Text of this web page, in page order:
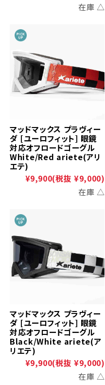
在庫 △
マッドマックス プラヴィー
ダ [ユーロフィット] 眼鏡
対応オフロードゴーグル
White/Red ariete(アリ
エテ)
¥9,900(税抜 ¥9,000)
在庫 △
マッドマックス プラヴィー
ダ [ユーロフィット] 眼鏡
対応オフロードゴーグル
Black/White ariete(ア
リエテ)
¥9,900(税抜 ¥9,000)
在庫 △